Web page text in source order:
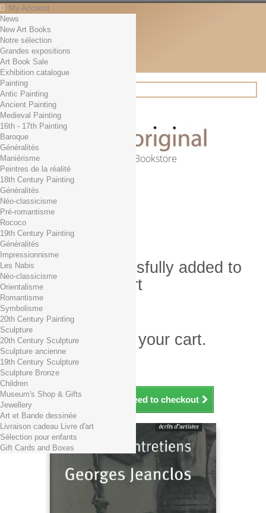
My Account
Contact
English
English
Français
News
Search
Online Art Bookstore
Cart (empty)
No products
Free shipping!
0,00 € Total
Check out
Product successfully added to
your shopping cart
Quantity
Total
There is 1 item in your cart.
Total products (tax incl.)
Total shipping TTC
Total (tax incl.)
Continue shopping Proceed to checkout
News
New Art Books
Notre sélection
Grandes expositions
Art Book Sale
Exhibition catalogue
Painting
Antic Painting
Ancient Painting
Medieval Painting
16th - 17th Painting
Baroque
Généralités
Maniérisme
Peintres de la réalité
18th Century Painting
Généralités
Néo-classicisme
Pré-romantisme
Rococo
19th Century Painting
Généralités
Impressionnisme
Les Nabis
Néo-classicisme
Orientalisme
Romantisme
Symbolisme
20th Century Painting
Sculpture
20th Century Sculpture
Sculpture ancienne
19th Century Sculpture
Sculpture Bronze
Children
Museum's Shop & Gifts
Jewellery
Art et Bande dessinée
Livraison cadeau Livre d'art
Sélection pour enfants
Gift Cards and Boxes